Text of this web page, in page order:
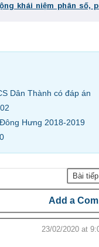
khái niệm phân số,
Dân Thành có đáp án
Hưng 2018-2019
Bài
Add a
23/02/2020 at